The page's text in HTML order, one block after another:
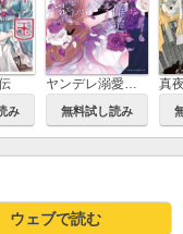
み
ヤンデレ溺愛確定ルート！？ ～攻略対象は私じゃありません…！！～ コミックアンソロジー
無料試し読み
ウェブで読む